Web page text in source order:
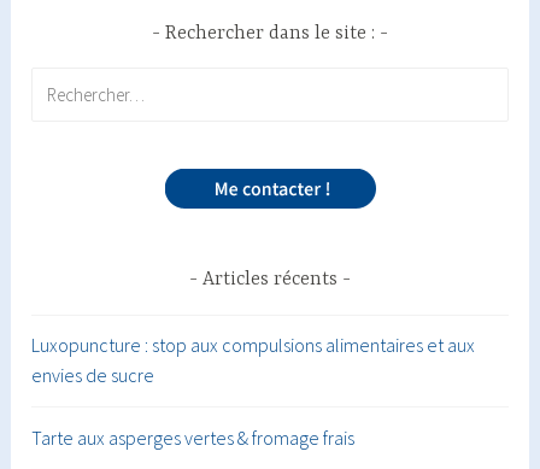
Rechercher dans le site :
Articles récents
Luxopuncture : stop aux compulsions alimentaires et aux
envies de sucre
Tarte aux asperges vertes & fromage frais